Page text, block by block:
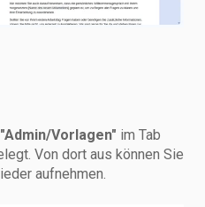
"Admin/Vorlagen" im Tab
Von dort aus können Sie
aufnehmen.